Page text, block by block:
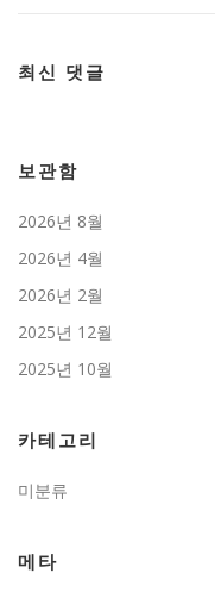
최신 댓글
보관함
2026년 8월
2026년 4월
2026년 2월
2025년 12월
2025년 10월
카테고리
미분류
메타